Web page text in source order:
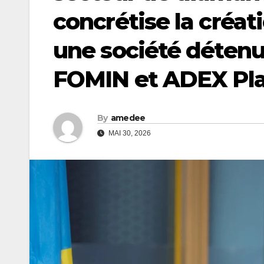
concrétise la
une société
FOMIN et ADEX
By amedee
MAI 30, 2026